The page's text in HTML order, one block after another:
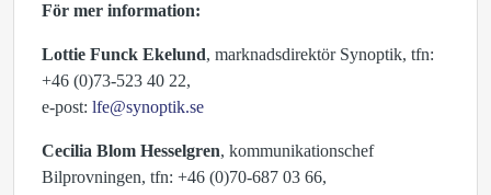
För mer information:
Lottie Funck Ekelund, marknadsdirektör Synoptik, tfn:
+46 (0)73-523 40 22,
e-post: lfe@synoptik.se
Cecilia Blom Hesselgren, kommunikationschef
Bilprovningen, tfn: +46 (0)70-687 03 66,